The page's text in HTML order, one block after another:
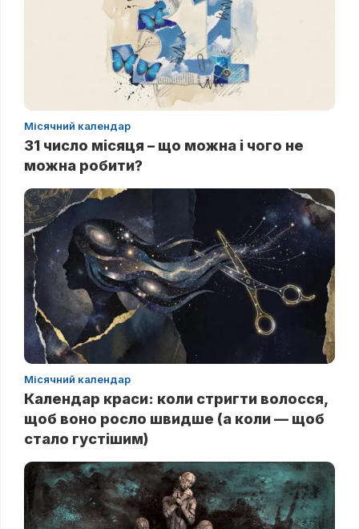
Місячний календар
31 число місяця – що можна і чого не
можна робити?
Місячний календар
Календар краси: коли стригти волосся,
щоб воно росло швидше (а коли — щоб
стало густішим)